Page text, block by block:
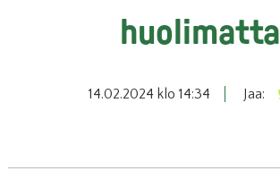
huolimatta
14.02.2024 klo 14:34 Jaa: